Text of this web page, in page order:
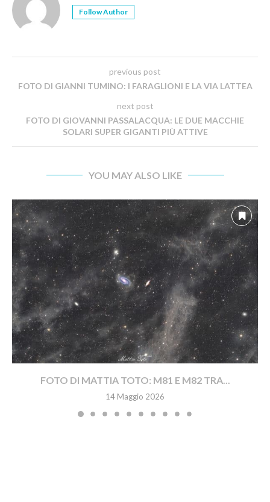
Follow Author
previous post
FOTO DI GIANNI TUMINO: I FARAGLIONI E LA VIA LATTEA
next post
FOTO DI GIOVANNI PASSALACQUA: LE DUE MACCHIE
SOLARI SUPER GIGANTI PIÙ ATTIVE
YOU MAY ALSO LIKE
FOTO DI MATTIA TOTO: M81 E M82 TRA...
14 Maggio 2026